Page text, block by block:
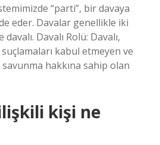
“parti”, bir davaya
eder. Davalar genellikle iki
Davalı Rolü: Davalı,
kabul etmeyen ve
hakkına sahip olan
kişi ne